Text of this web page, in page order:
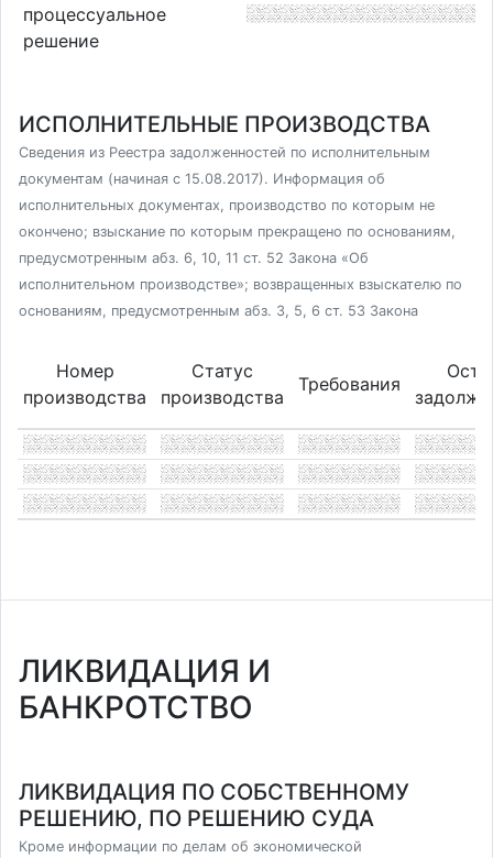
процессуальное
решение
ИСПОЛНИТЕЛЬНЫЕ ПРОИЗВОДСТВА
Сведения из Реестра задолженностей по исполнительным
документам (начиная с 15.08.2017). Информация об
исполнительных документах, производство по которым не
окончено; взыскание по которым прекращено по основаниям,
предусмотренным абз. 6, 10, 11 ст. 52 Закона «Об
исполнительном производстве»; возвращенных взыскателю по
основаниям, предусмотренным абз. 3, 5, 6 ст. 53 Закона
Номер
производства
Статус
производства
Требования
ЛИКВИДАЦИЯ И
БАНКРОТСТВО
ЛИКВИДАЦИЯ ПО СОБСТВЕННОМУ
РЕШЕНИЮ, ПО РЕШЕНИЮ СУДА
Кроме информации по делам об экономической